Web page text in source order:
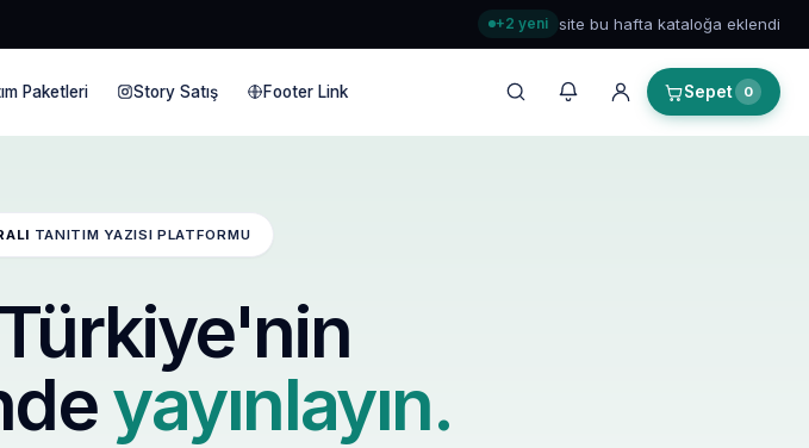
+2 yeni site bu hafta kataloğa eklendi
Paketleri Story Satış Footer Link Sepet 0
TANITIM YAZISI PLATFORMU
Türkiye'nin
yayınlayın.